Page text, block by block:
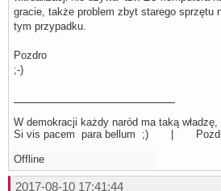
gracie, także problem zbyt starego sprzętu
tym przypadku.
Pozdro
;-)
W demokracji każdy naród ma taką władzę,
Si vis pacem para bellum ;) |
Offline
2017-08-10 17:41:44